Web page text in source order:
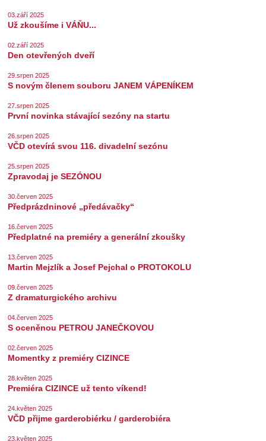
03.září 2025
Už zkoušíme i VÁŇU...
02.září 2025
Den otevřených dveří
29.srpen 2025
S novým členem souboru JANEM VÁPENÍKEM
27.srpen 2025
První novinka stávající sezóny na startu
26.srpen 2025
VČD otevírá svou 116. divadelní sezónu
25.srpen 2025
Zpravodaj je SEZÓNOU
30.červen 2025
Předprázdninové „předávačky“
16.červen 2025
Předplatné na premiéry a generální zkoušky
13.červen 2025
Martin Mejzlík a Josef Pejchal o PROTOKOLU
09.červen 2025
Z dramaturgického archivu
04.červen 2025
S oceněnou PETROU JANEČKOVOU
02.červen 2025
Momentky z premiéry CIZINCE
28.květen 2025
Premiéra CIZINCE už tento víkend!
24.květen 2025
VČD přijme garderobiérku / garderobiéra
23.květen 2025